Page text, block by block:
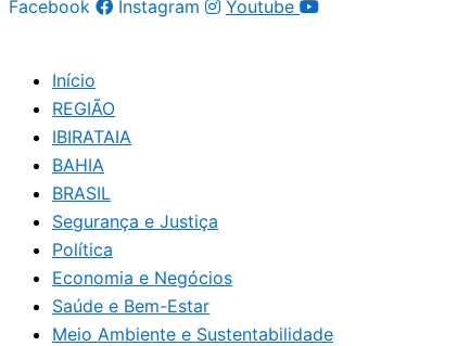
Facebook Instagram Youtube
Início
REGIÃO
IBIRATAIA
BAHIA
BRASIL
Segurança e Justiça
Política
Economia e Negócios
Saúde e Bem-Estar
Meio Ambiente e Sustentabilidade